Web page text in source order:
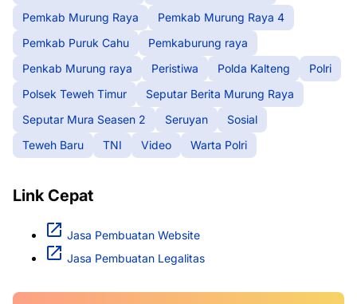
Pemkab Murung Raya
Pemkab Murung Raya 4
Pemkab Puruk Cahu
Pemkaburung raya
Penkab Murung raya
Peristiwa Polda Kalteng
Polri
Polsek Teweh Timur
Seputar Berita Murung Raya
Seputar Mura Seasen 2
Seruyan
Sosial
Teweh Baru
TNI Video Warta Polri
Link Cepat
Jasa Pembuatan Website
Jasa Pembuatan Legalitas